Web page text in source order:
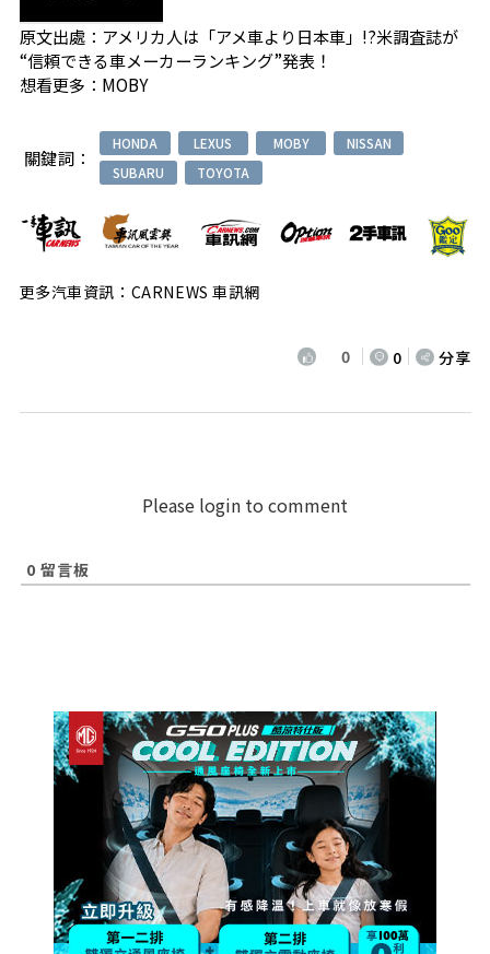
原文出處： アメリカ人は「アメ車より日本車」!?米調査誌が
“信頼できる車メーカーランキング”発表！
想看更多： MOBY
關鍵詞：
HONDA LEXUS MOBY
NISSAN
SUBARU
TOYOTA
更多汽車資訊：CARNEWS 車訊網
0 0 分享
Please login to comment
0 留言板